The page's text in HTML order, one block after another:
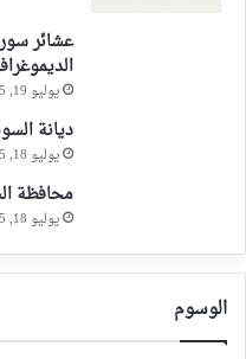
عشائر
يوليو 19, 2025
ديانة
يوليو 18, 2025
محافظة
يوليو 18, 2025
الوسوم